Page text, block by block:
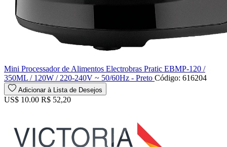
Mini Processador de Alimentos Electrobras Pratic EBMP-120 /
350ML / 120W / 220-240V ~ 50/60Hz - Preto Código: 616204
Adicionar à Lista de Desejos
US$ 10.00 R$ 52,20